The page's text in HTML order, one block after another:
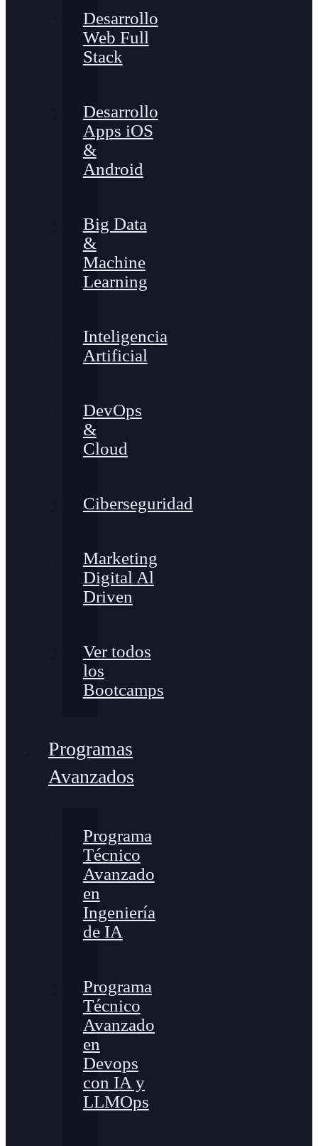
Desarrollo
Web Full
Stack
Desarrollo
Apps iOS
&
Android
Big Data
&
Machine
Learning
Inteligencia
Artificial
DevOps
&
Cloud
Ciberseguridad
Marketing
Digital Al
Driven
Ver todos
los
Bootcamps
Programas
Avanzados
Programa
Técnico
Avanzado
en
Ingeniería
de IA
Programa
Técnico
Avanzado
en
Devops
con IA y
LLMOps